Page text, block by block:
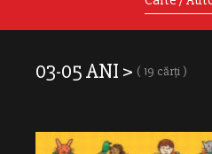
03-05 ANI > ( 19 cărți )